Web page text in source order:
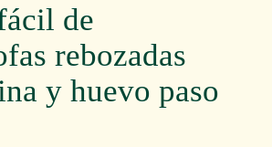
de
rebozadas
y huevo paso